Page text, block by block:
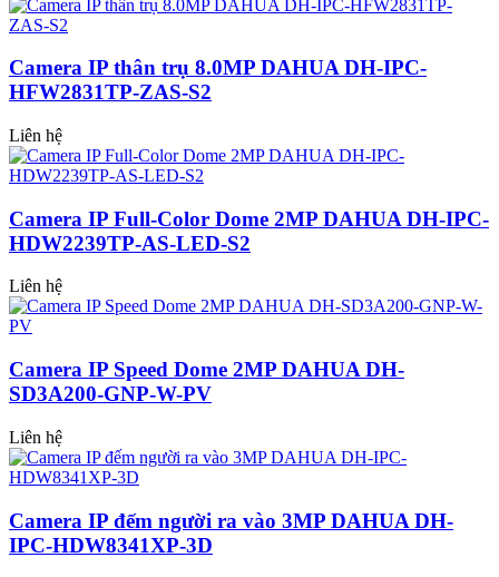
Camera IP thân trụ 8.0MP DAHUA DH-IPC-
HFW2831TP-ZAS-S2
Liên hệ
Camera IP Full-Color Dome 2MP DAHUA DH-IPC-
HDW2239TP-AS-LED-S2
Liên hệ
Camera IP Speed Dome 2MP DAHUA DH-
SD3A200-GNP-W-PV
Liên hệ
Camera IP đếm người ra vào 3MP DAHUA DH-
IPC-HDW8341XP-3D